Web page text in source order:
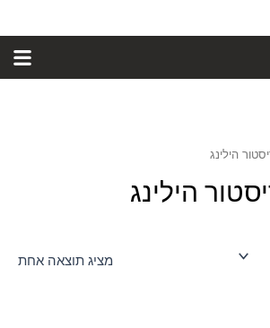
הילינג
הילינג
מציג תוצאה אחת